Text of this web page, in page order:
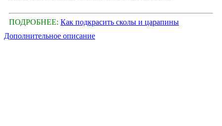
ПОДРОБНЕЕ: Как подкрасить сколы и царапины
Дополнительное описание